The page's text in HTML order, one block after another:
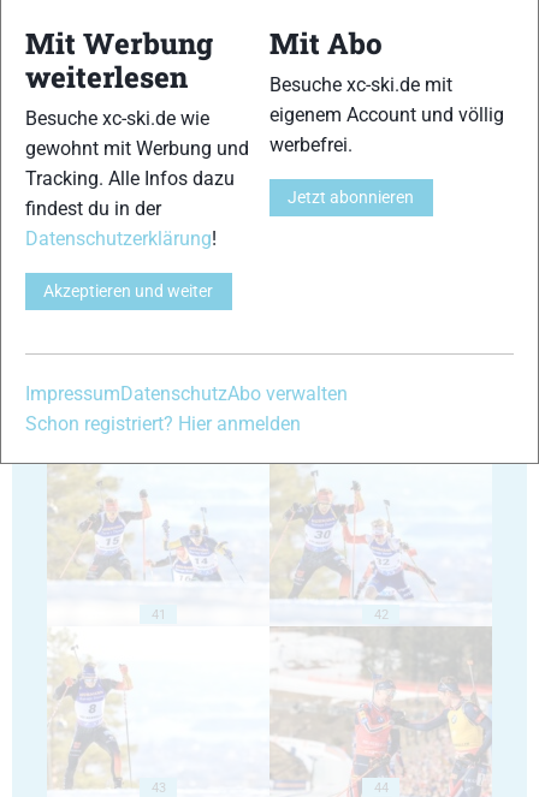
36
41 42
43 44
Mit Werbung
weiterlesen
Besuche xc-ski.de wie
gewohnt mit Werbung und
Tracking. Alle Infos dazu
findest du in der
Datenschutzerklärung!
Akzeptieren und weiter
Mit Abo
Besuche xc-ski.de mit
eigenem Account und völlig
werbefrei.
Jetzt abonnieren
ImpressumDatenschutzAbo verwalten
Schon registriert? Hier anmelden